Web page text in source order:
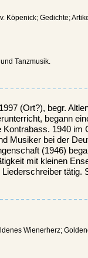
Köpenick; Gedichte;
und Tanzmusik.
(Ort?), begr.
begann
Kontrabass. 1940 im
Musiker bei der
(1946)
mit kleinen
tätig.
Wienerherz;